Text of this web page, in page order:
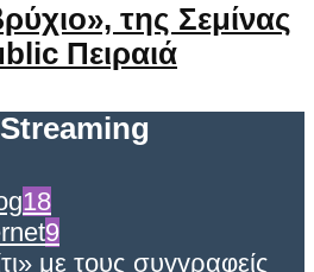
της Σεμίνας
Πειραιά
18
9
με τους συγγραφείς